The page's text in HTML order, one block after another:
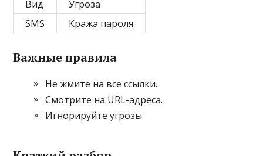
Вид
Угроза
SMS
Кража пароля
Важные правила
Не жмите на все ссылки.
Смотрите на URL-адреса.
Игнорируйте угрозы.